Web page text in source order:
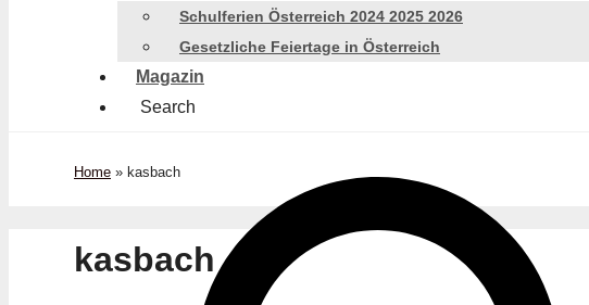
Schulferien Österreich 2024 2025 2026
Gesetzliche Feiertage in Österreich
Magazin
Search
Home » kasbach
kasbach